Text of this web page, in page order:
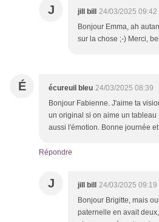
J jill bill
24/03/2025 09:42
Bonjour Emma, ah
sur la chose ;-) Merci,
É écureuil bleu 24/03/2025 08:39
Bonjour Fabienne. J'aime ta
un original si on aime un
aussi l'émotion. Bonne journée
Répondre
J jill bill
24/03/2025 09:19
Bonjour Brigitte, mais
paternelle en avait